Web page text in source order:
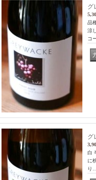
グ
品
涼
コ
グ
白
に
り